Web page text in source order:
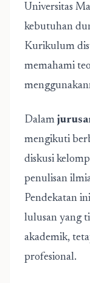
Universitas
kebutuhan
Kurikulum
memahami
Dalam
mengikuti
diskusi
penulisan
Pendekatan
lulusan yang
akademik,
profesional.